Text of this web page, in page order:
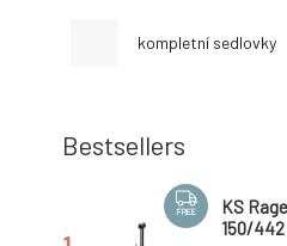
kompletní sedlovky
Bestsellers
FREE
KS
150/